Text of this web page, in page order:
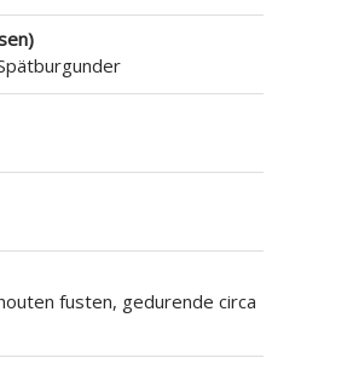
fusten, gedurende circa